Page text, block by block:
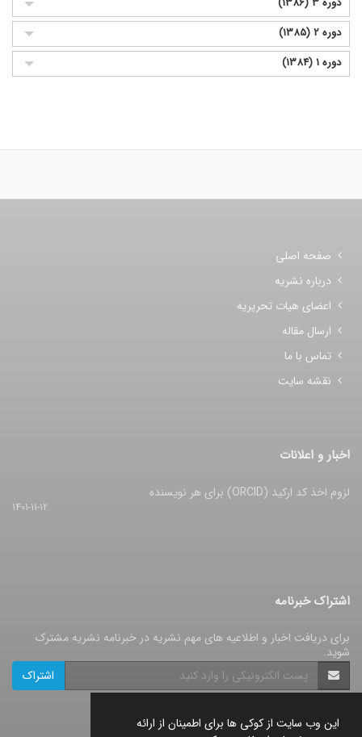
این وب سایت از کوکی ها برای اطمینان از ارائه
دوره 2 (1385)
دوره 1 (1384)
صفحه اصلی
درباره نشریه
اعضای هیات تحریریه
ارسال مقاله
تماس با ما
نقشه سایت
اخبار و اعلانات
لزوم اخذ کد ارکید (ORCID) برای هر نویسنده
1401-11-12
اشتراک خبرنامه
برای دریافت اخبار و اطلاعیه های مهم نشریه در خبرنامه نشریه مشترک
شوید.
اشتراک